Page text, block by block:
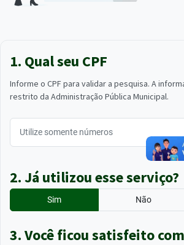
1. Qual seu CPF
Informe o CPF para validar a pesquisa. A
restrito da Administração Pública Municipal.
2. Já utilizou esse serviço?
Sim Não
3. Você ficou satisfeito